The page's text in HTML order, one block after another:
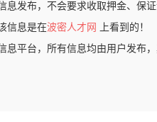
息发布，不会要求收取押金、保证
信息是在波密人才网
上看到的！
息平台，所有信息均由用户发布